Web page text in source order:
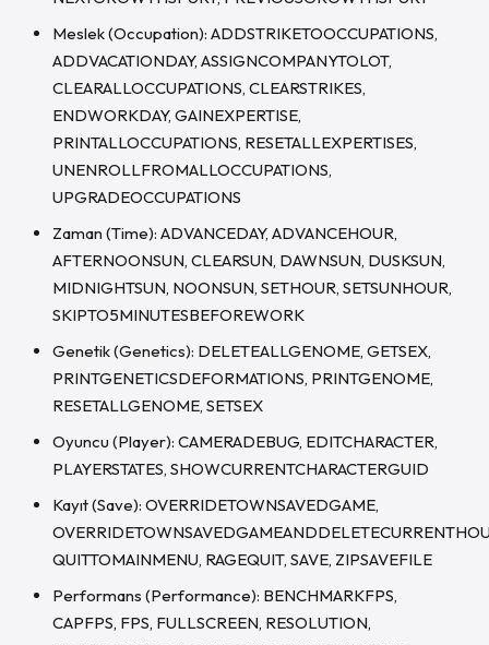
Meslek (Occupation): ADDSTRIKETOOCCUPATIONS,
ADDVACATIONDAY, ASSIGNCOMPANYTOLOT,
CLEARALLOCCUPATIONS, CLEARSTRIKES,
ENDWORKDAY, GAINEXPERTISE,
PRINTALLOCCUPATIONS, RESETALLEXPERTISES,
UNENROLLFROMALLOCCUPATIONS,
UPGRADEOCCUPATIONS
Zaman (Time): ADVANCEDAY, ADVANCEHOUR,
AFTERNOONSUN, CLEARSUN, DAWNSUN, DUSKSUN,
MIDNIGHTSUN, NOONSUN, SETHOUR, SETSUNHOUR,
SKIPTO5MINUTESBEFOREWORK
Genetik (Genetics): DELETEALLGENOME, GETSEX,
PRINTGENETICSDEFORMATIONS, PRINTGENOME,
RESETALLGENOME, SETSEX
Oyuncu (Player): CAMERADEBUG, EDITCHARACTER,
PLAYERSTATES, SHOWCURRENTCHARACTERGUID
Kayıt (Save): OVERRIDETOWNSAVEDGAME,
QUITTOMAINMENU, RAGEQUIT, SAVE, ZIPSAVEFILE
Performans (Performance): BENCHMARKFPS,
CAPFPS, FPS, FULLSCREEN, RESOLUTION,